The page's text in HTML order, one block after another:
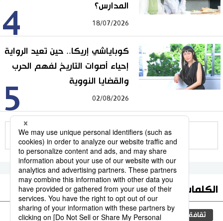
4
المدارس؟
18/07/2026
5
كوباياشي إريكا.. حين تعيد الرواية
إحياء أصوات التاريخ لفهم الحرب
والقضايا النووية
02/08/2026
للمزيد
الكلمات الأكثر بحثا
ثقافة المطبخ الياباني اليابان جيجي برس